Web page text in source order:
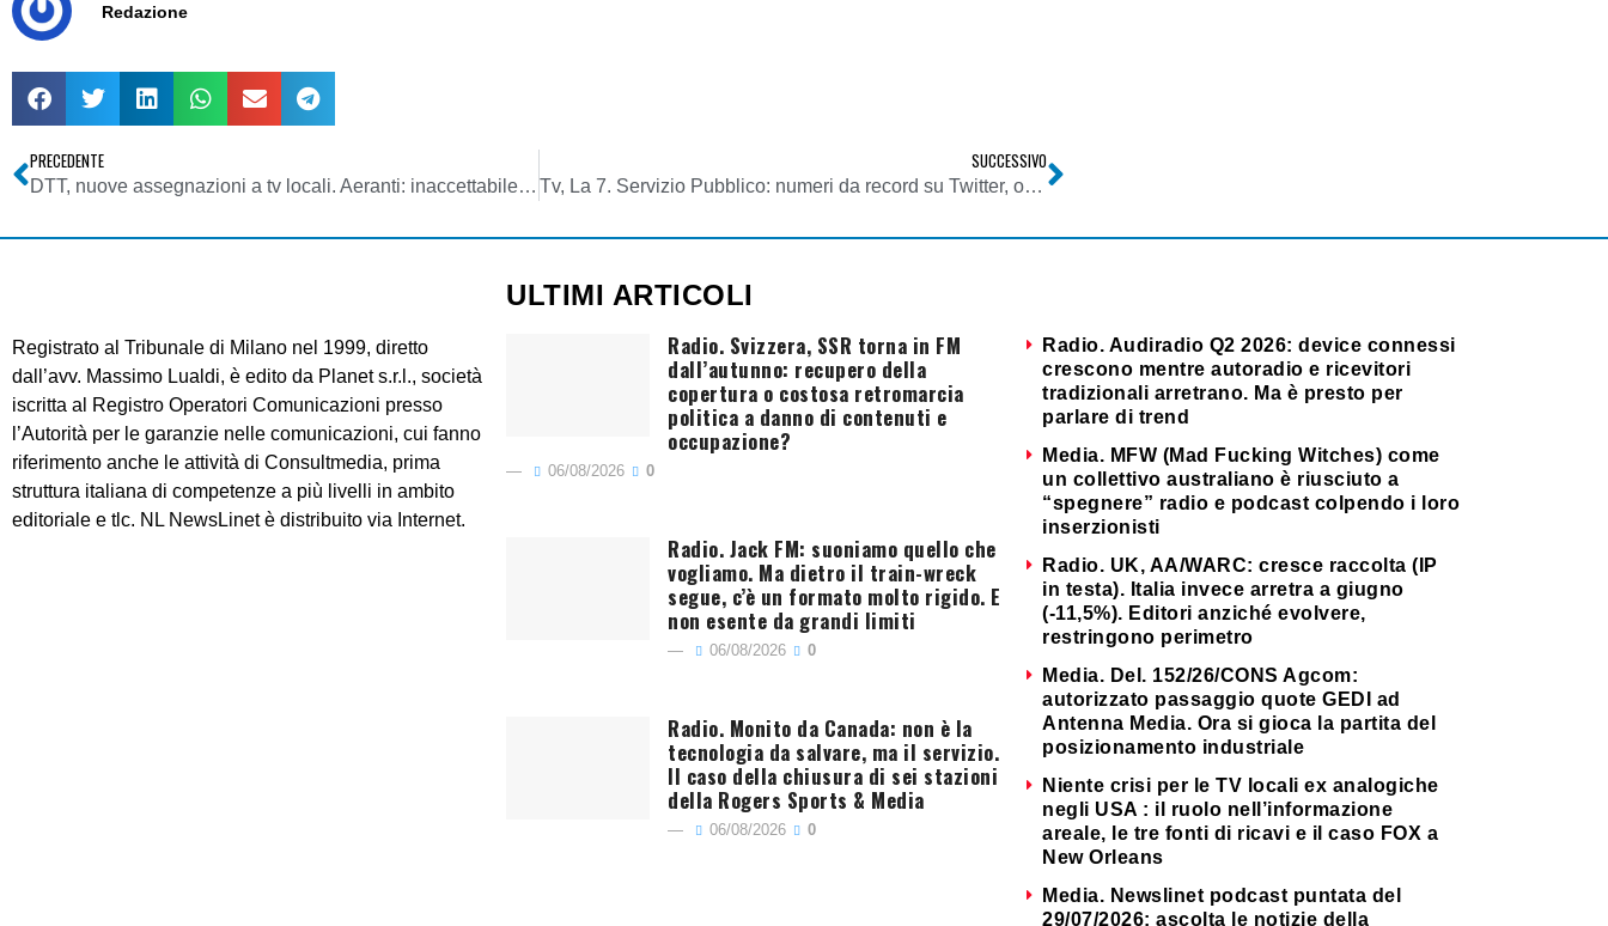
Redazione
PRECEDENTE
DTT, nuove assegnazioni a tv locali. Aeranti: inaccettabile mancata attribuzione da parte del MSE delle frequenze rimaste inutilizzate
SUCCESSIVO
Tv, La 7. Servizio Pubblico: numeri da record su Twitter, oltre 200.000 tweet
Registrato al Tribunale di Milano nel 1999, diretto
dall’avv. Massimo Lualdi, è edito da Planet s.r.l., società
iscritta al Registro Operatori Comunicazioni presso
l’Autorità per le garanzie nelle comunicazioni, cui fanno
riferimento anche le attività di Consultmedia, prima
struttura italiana di competenze a più livelli in ambito
editoriale e tlc. NL NewsLinet è distribuito via Internet.
ULTIMI ARTICOLI
Radio. Svizzera, SSR torna in FM
dall’autunno: recupero della
copertura o costosa retromarcia
politica a danno di contenuti e
occupazione?
06/08/2026 0
Radio. Jack FM: suoniamo quello che
vogliamo. Ma dietro il train-wreck
segue, c’è un formato molto rigido. E
non esente da grandi limiti
06/08/2026 0
Radio. Monito da Canada: non è la
tecnologia da salvare, ma il servizio.
Il caso della chiusura di sei stazioni
della Rogers Sports & Media
06/08/2026 0
Radio. Audiradio Q2 2026: device connessi
crescono mentre autoradio e ricevitori
tradizionali arretrano. Ma è presto per
parlare di trend
Media. MFW (Mad Fucking Witches) come
un collettivo australiano è riusciuto a
“spegnere” radio e podcast colpendo i loro
inserzionisti
Radio. UK, AA/WARC: cresce raccolta (IP
in testa). Italia invece arretra a giugno
(-11,5%). Editori anziché evolvere,
restringono perimetro
Media. Del. 152/26/CONS Agcom:
autorizzato passaggio quote GEDI ad
Antenna Media. Ora si gioca la partita del
posizionamento industriale
Niente crisi per le TV locali ex analogiche
negli USA : il ruolo nell’informazione
areale, le tre fonti di ricavi e il caso FOX a
New Orleans
Media. Newslinet podcast puntata del
29/07/2026: ascolta le notizie della